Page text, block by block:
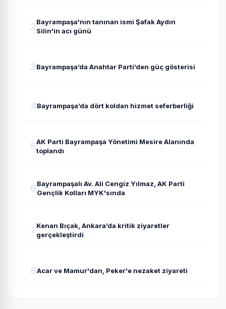
2Bayrampaşa'nın tanınan ismi Şafak Aydın
Silin'in acı günü
3Bayrampaşa’da Anahtar Parti’den güç gösterisi
4Bayrampaşa’da dört koldan hizmet seferberliği
5AK Parti Bayrampaşa Yönetimi Mesire Alanında
toplandı
6Bayrampaşalı Av. Ali Cengiz Yılmaz, AK Parti
Gençlik Kolları MYK'sında
7Kenan Bıçak, Ankara’da kritik ziyaretler
gerçekleştirdi
8Acar ve Mamur'dan, Peker'e nezaket ziyareti